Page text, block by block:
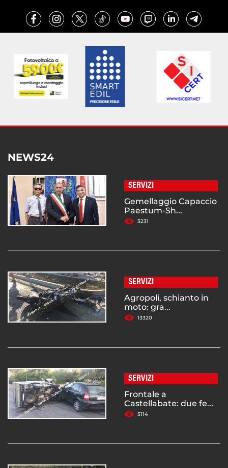
NEWS24
SERVIZI
Gemellaggio Capaccio
Paestum-Sh...
3231
SERVIZI
Agropoli, schianto in
moto: gra...
13320
SERVIZI
Frontale a
Castellabate: due fe...
5114